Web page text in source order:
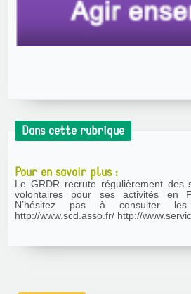
Dans cette rubrique
Pour en savoir plus :
Le GRDR recrute régulièrement des
volontaires pour ses activités en
N’hésitez pas à consulter
http://www.scd.asso.fr/